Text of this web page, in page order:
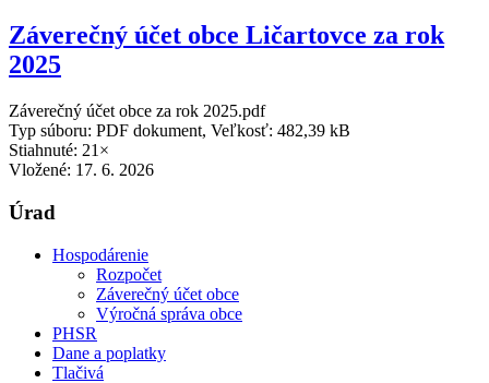
Záverečný účet obce Ličartovce za rok
2025
Záverečný účet obce za rok 2025.pdf
Typ súboru: PDF dokument, Veľkosť: 482,39 kB
Stiahnuté: 21×
Vložené: 17. 6. 2026
Úrad
Hospodárenie
Rozpočet
Záverečný účet obce
Výročná správa obce
PHSR
Dane a poplatky
Tlačivá